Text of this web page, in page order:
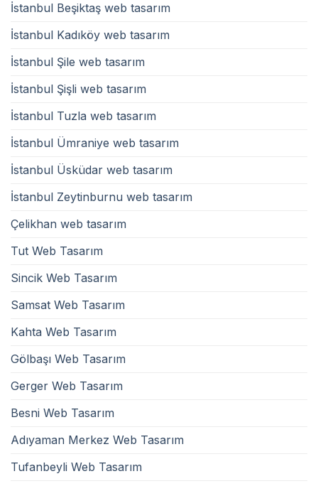
İstanbul Beşiktaş web tasarım
İstanbul Kadıköy web tasarım
İstanbul Şile web tasarım
İstanbul Şişli web tasarım
İstanbul Tuzla web tasarım
İstanbul Ümraniye web tasarım
İstanbul Üsküdar web tasarım
İstanbul Zeytinburnu web tasarım
Çelikhan web tasarım
Tut Web Tasarım
Sincik Web Tasarım
Samsat Web Tasarım
Kahta Web Tasarım
Gölbaşı Web Tasarım
Gerger Web Tasarım
Besni Web Tasarım
Adıyaman Merkez Web Tasarım
Tufanbeyli Web Tasarım